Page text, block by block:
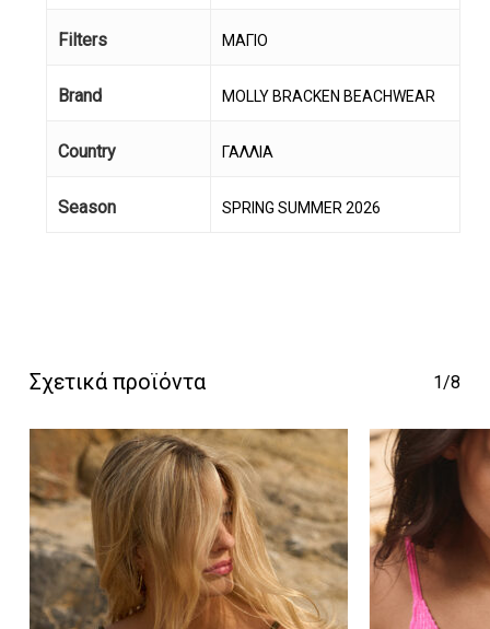
Filters ΜΑΓΙΟ
Brand MOLLY BRACKEN BEACHWEAR
Country ΓΑΛΛΙΑ
Season SPRING SUMMER 2026
Σχετικά προϊόντα 1/8